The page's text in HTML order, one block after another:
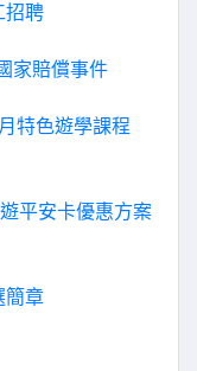
招聘
家賠償事件
特色遊學課程
平安卡優惠方案
簡章